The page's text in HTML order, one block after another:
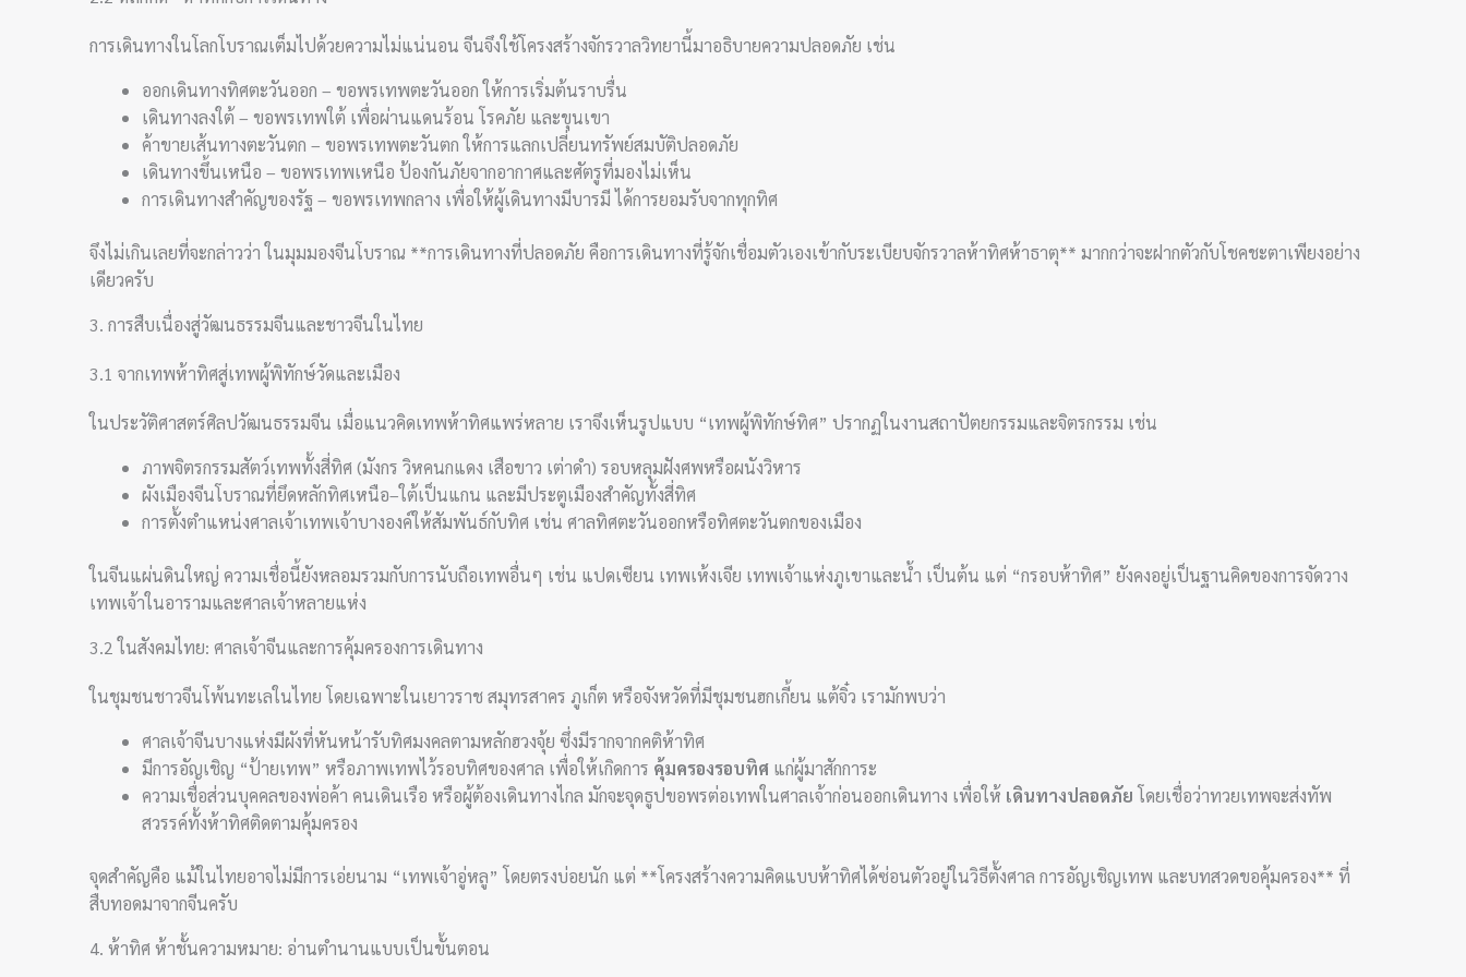
การเดินทางในโลกโบราณเต็มไปด้วยความไม่แน่นอน จีนจึงใช้โครงสร้างจักรวาลวิทยานี้มาอธิบายความปลอดภัย เช่น
ออกเดินทางทิศตะวันออก – ขอพรเทพตะวันออก ให้การเริ่มต้นราบรื่น
เดินทางลงใต้ – ขอพรเทพใต้ เพื่อผ่านแดนร้อน โรคภัย และขุนเขา
ค้าขายเส้นทางตะวันตก – ขอพรเทพตะวันตก ให้การแลกเปลี่ยนทรัพย์สมบัติปลอดภัย
เดินทางขึ้นเหนือ – ขอพรเทพเหนือ ป้องกันภัยจากอากาศและศัตรูที่มองไม่เห็น
การเดินทางสำคัญของรัฐ – ขอพรเทพกลาง เพื่อให้ผู้เดินทางมีบารมี ได้การยอมรับจากทุกทิศ
จึงไม่เกินเลยที่จะกล่าวว่า ในมุมมองจีนโบราณ **การเดินทางที่ปลอดภัย คือการเดินทางที่รู้จักเชื่อมตัวเองเข้ากับระเบียบจักรวาลห้าทิศห้าธาตุ** มากกว่าจะฝากตัวกับโชคชะตาเพียงอย่าง
เดียวครับ
3. การสืบเนื่องสู่วัฒนธรรมจีนและชาวจีนในไทย
3.1 จากเทพห้าทิศสู่เทพผู้พิทักษ์วัดและเมือง
ในประวัติศาสตร์ศิลปวัฒนธรรมจีน เมื่อแนวคิดเทพห้าทิศแพร่หลาย เราจึงเห็นรูปแบบ “เทพผู้พิทักษ์ทิศ” ปรากฏในงานสถาปัตยกรรมและจิตรกรรม เช่น
ภาพจิตรกรรมสัตว์เทพทั้งสี่ทิศ (มังกร วิหคนกแดง เสือขาว เต่าดำ) รอบหลุมฝังศพหรือผนังวิหาร
ผังเมืองจีนโบราณที่ยึดหลักทิศเหนือ–ใต้เป็นแกน และมีประตูเมืองสำคัญทั้งสี่ทิศ
การตั้งตำแหน่งศาลเจ้าเทพเจ้าบางองค์ให้สัมพันธ์กับทิศ เช่น ศาลทิศตะวันออกหรือทิศตะวันตกของเมือง
ในจีนแผ่นดินใหญ่ ความเชื่อนี้ยังหลอมรวมกับการนับถือเทพอื่นๆ เช่น แปดเซียน เทพเห้งเจีย เทพเจ้าแห่งภูเขาและน้ำ เป็นต้น แต่ “กรอบห้าทิศ” ยังคงอยู่เป็นฐานคิดของการจัดวาง
เทพเจ้าในอารามและศาลเจ้าหลายแห่ง
3.2 ในสังคมไทย: ศาลเจ้าจีนและการคุ้มครองการเดินทาง
ในชุมชนชาวจีนโพ้นทะเลในไทย โดยเฉพาะในเยาวราช สมุทรสาคร ภูเก็ต หรือจังหวัดที่มีชุมชนฮกเกี้ยน แต้จิ๋ว เรามักพบว่า
ศาลเจ้าจีนบางแห่งมีผังที่หันหน้ารับทิศมงคลตามหลักฮวงจุ้ย ซึ่งมีรากจากคติห้าทิศ
มีการอัญเชิญ “ป้ายเทพ” หรือภาพเทพไว้รอบทิศของศาล เพื่อให้เกิดการ คุ้มครองรอบทิศ แก่ผู้มาสักการะ
ความเชื่อส่วนบุคคลของพ่อค้า คนเดินเรือ หรือผู้ต้องเดินทางไกล มักจะจุดธูปขอพรต่อเทพในศาลเจ้าก่อนออกเดินทาง เพื่อให้ เดินทางปลอดภัย โดยเชื่อว่าทวยเทพจะส่งทัพ
สวรรค์ทั้งห้าทิศติดตามคุ้มครอง
จุดสำคัญคือ แม้ในไทยอาจไม่มีการเอ่ยนาม “เทพเจ้าอู่หลู” โดยตรงบ่อยนัก แต่ **โครงสร้างความคิดแบบห้าทิศได้ซ่อนตัวอยู่ในวิธีตั้งศาล การอัญเชิญเทพ และบทสวดขอคุ้มครอง** ที่
สืบทอดมาจากจีนครับ
4. ห้าทิศ ห้าชั้นความหมาย: อ่านตำนานแบบเป็นขั้นตอน